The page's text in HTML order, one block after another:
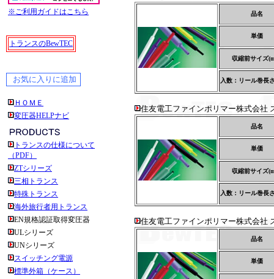
品名
単価
収縮前サイズ
入数：リール巻長
住友電工ファインポリマー株式会社
品名
単価
収縮前サイズ
入数：リール巻長
住友電工ファインポリマー株式会社
品名
単価
※ご利用ガイドはこちら
トランスのBewTEC
ＨＯＭＥ
変圧器HELPナビ
トランスの仕様について
（PDF）
ZTシリーズ
三相トランス
特殊トランス
海外旅行者用トランス
EN規格認証取得変圧器
ULシリーズ
UNシリーズ
スイッチング電源
標準外箱（ケース）